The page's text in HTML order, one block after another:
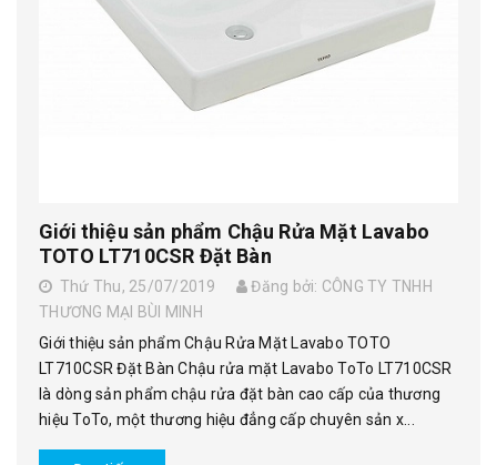
Giới thiệu sản phẩm Chậu Rửa Mặt Lavabo
TOTO LT710CSR Đặt Bàn
Thứ Thu, 25/07/2019
Đăng bởi: CÔNG TY TNHH
THƯƠNG MẠI BÙI MINH
Giới thiệu sản phẩm Chậu Rửa Mặt Lavabo TOTO
LT710CSR Đặt Bàn Chậu rửa mặt Lavabo ToTo LT710CSR
là dòng sản phẩm chậu rửa đặt bàn cao cấp của thương
hiệu ToTo, một thương hiệu đẳng cấp chuyên sản x...